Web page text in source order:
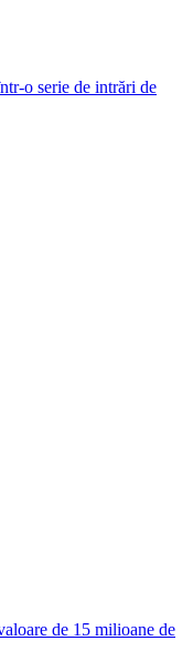
o serie de intrări de
de 15 milioane de